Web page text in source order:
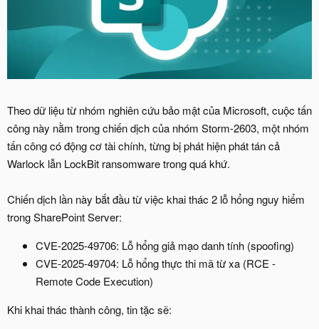
Theo dữ liệu từ nhóm nghiên cứu bảo mật của Microsoft, cuộc tấn
công này nằm trong chiến dịch của nhóm Storm-2603, một nhóm
tấn công có động cơ tài chính, từng bị phát hiện phát tán cả
Warlock lẫn LockBit ransomware trong quá khứ.
Chiến dịch lần này bắt đầu từ việc khai thác 2 lỗ hổng nguy hiểm
trong SharePoint Server:
CVE-2025-49706: Lỗ hổng giả mạo danh tính (spoofing)
CVE-2025-49704: Lỗ hổng thực thi mã từ xa (RCE -
Remote Code Execution)
Khi khai thác thành công, tin tặc sẽ: